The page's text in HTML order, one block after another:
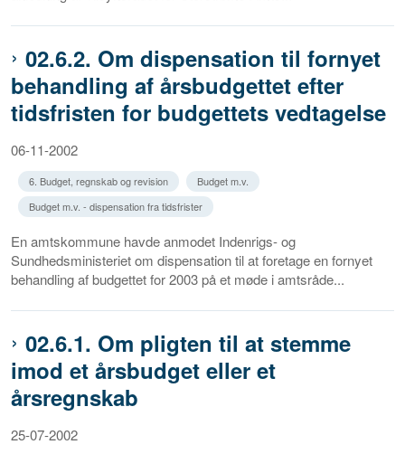
02.6.2. Om dispensation til fornyet
behandling af årsbudgettet efter
tidsfristen for budgettets vedtagelse
06-11-2002
6. Budget, regnskab og revision
Budget m.v.
Budget m.v. - dispensation fra tidsfrister
En amtskommune havde anmodet Indenrigs- og
Sundhedsministeriet om dispensation til at foretage en fornyet
behandling af budgettet for 2003 på et møde i amtsråde...
02.6.1. Om pligten til at stemme
imod et årsbudget eller et
årsregnskab
25-07-2002